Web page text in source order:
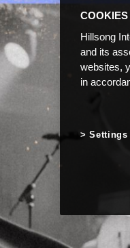
COOKIES
Hillsong
and its
websites,
in
Settings